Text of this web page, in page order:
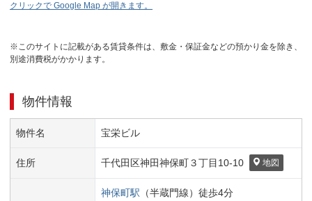
クリックで Google Map が開きます。
※このサイトに記載がある賃貸条件は、敷金・保証金などの預かり金を除き、
別途消費税がかかります。
物件情報
物件名 宝栄ビル
住所 千代田区神田神保町３丁目 10-10 地図
神保町駅 （半蔵門線） 徒歩4分